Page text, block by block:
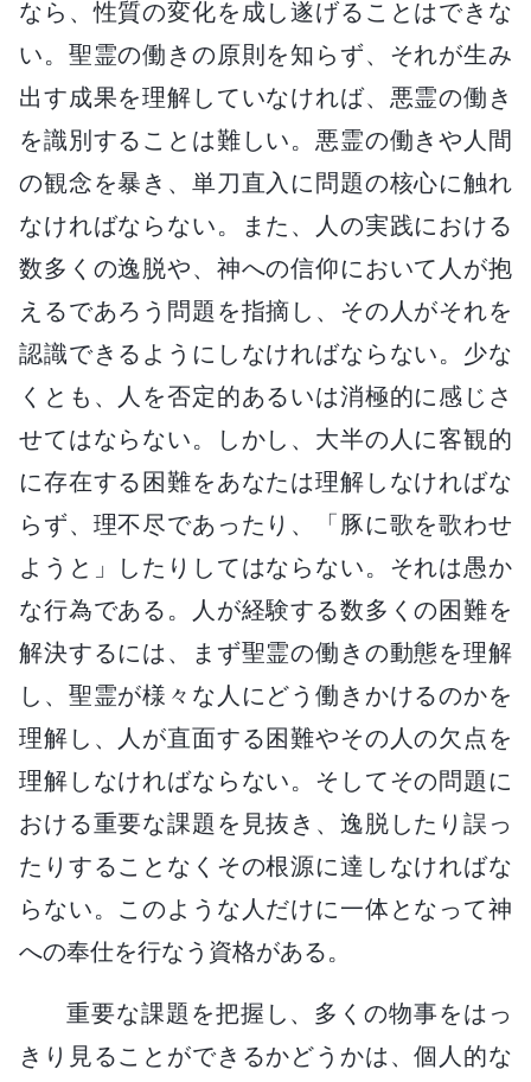
なら、性質の変化を成し遂げることはできな
い。聖霊の働きの原則を知らず、それが生み
出す成果を理解していなければ、悪霊の働き
を識別することは難しい。悪霊の働きや人間
の観念を暴き、単刀直入に問題の核心に触れ
なければならない。また、人の実践における
数多くの逸脱や、神への信仰において人が抱
えるであろう問題を指摘し、その人がそれを
認識できるようにしなければならない。少な
くとも、人を否定的あるいは消極的に感じさ
せてはならない。しかし、大半の人に客観的
に存在する困難をあなたは理解しなければな
らず、理不尽であったり、「豚に歌を歌わせ
ようと」したりしてはならない。それは愚か
な行為である。人が経験する数多くの困難を
解決するには、まず聖霊の働きの動態を理解
し、聖霊が様々な人にどう働きかけるのかを
理解し、人が直面する困難やその人の欠点を
理解しなければならない。そしてその問題に
おける重要な課題を見抜き、逸脱したり誤っ
たりすることなくその根源に達しなければな
らない。このような人だけに一体となって神
への奉仕を行なう資格がある。
重要な課題を把握し、多くの物事をはっ
きり見ることができるかどうかは、個人的な